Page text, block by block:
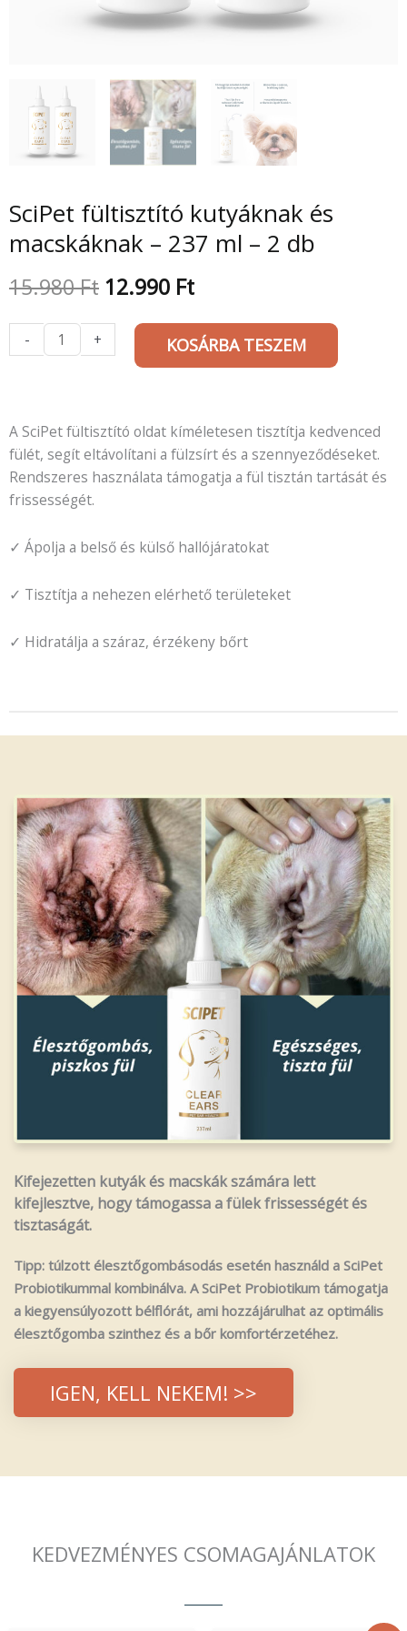
SciPet fültisztító kutyáknak és
macskáknak – 237 ml – 2 db
15.980Ft Original
15.980 Ft.
12.990 FtCurrent
is:
12.990 Ft.
-
fültisztító
macskáknak
-
237
ml
+ KOSÁRBA TESZEM
A SciPet fültisztító oldat kíméletesen tisztítja kedvenced
fülét, segít eltávolítani a fülzsírt és a szennyeződéseket.
Rendszeres használata támogatja a fül tisztán tartását és
frissességét.
✓ Ápolja a belső és külső hallójáratokat
✓ Tisztítja a nehezen elérhető területeket
✓ Hidratálja a száraz, érzékeny bőrt
Kifejezetten kutyák és macskák számára lett
kifejlesztve, hogy támogassa a fülek frissességét és
tisztaságát.
Tipp: túlzott élesztőgombásodás esetén használd a SciPet
Probiotikummal kombinálva. A SciPet Probiotikum támogatja
a kiegyensúlyozott bélflórát, ami hozzájárulhat az optimális
élesztőgomba szinthez és a bőr komfortérzetéhez.
IGEN, KELL NEKEM! >>
KEDVEZMÉNYES CSOMAGAJÁNLATOK